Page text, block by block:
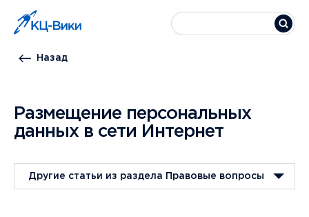
Назад
Размещение персональных
данных в сети Интернет
Другие статьи из раздела Правовые вопросы